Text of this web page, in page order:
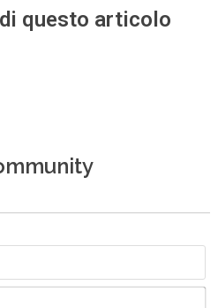
questo articolo